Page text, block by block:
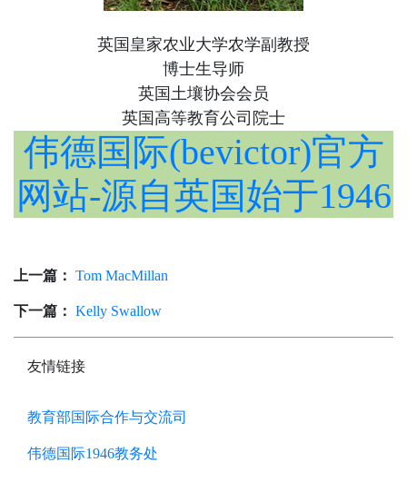
英国皇家农业大学农学副教授
博士生导师
英国土壤协会会员
英国高等教育公司院士
伟德国际(bevictor)官方
网站-源自英国始于1946
上一篇： Tom MacMillan
下一篇： Kelly Swallow
友情链接
教育部国际合作与交流司
伟德国际1946教务处